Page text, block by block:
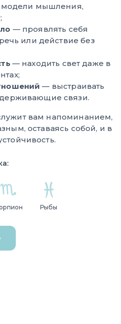
модели мышления,
— проявлять себя
или действие без
— находить свет даже в
— выстраивать
связи.
вам напоминанием,
оставаясь собой, и в
Рыбы